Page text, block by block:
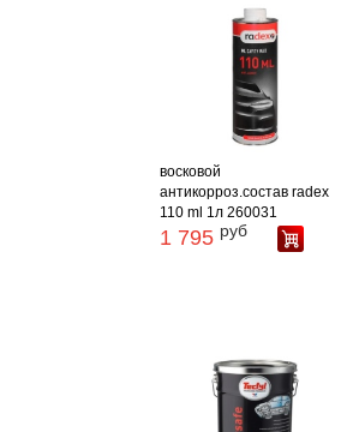
восковой
антикорроз.состав radex
110 ml 1л 260031
1 795 руб